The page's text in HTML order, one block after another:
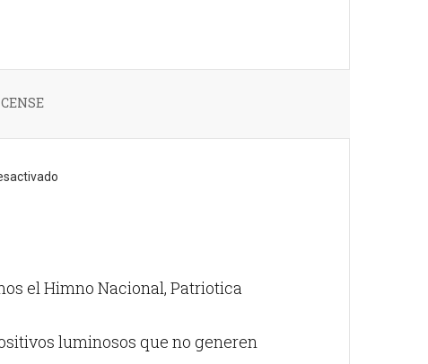
el Himno Nacional, Patriotica
luminosos que no generen